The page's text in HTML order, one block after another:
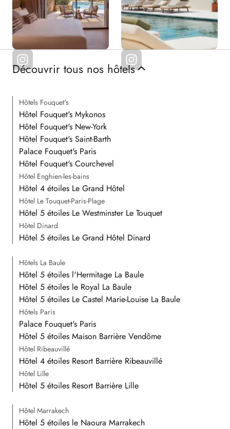
Découvrir tous nos hôtels
Hôtels Fouquet's
Hôtel Fouquet's Mykonos
Hôtel Fouquet's New-York
Hôtel Fouquet's Saint-Barth
Palace Fouquet's Paris
Hôtel Fouquet's Courchevel
Hôtel Enghien-les-bains
Hôtel 4 étoiles Le Grand Hôtel
Hôtel Le Touquet-Paris-Plage
Hôtel 5 étoiles Le Westminster Le Touquet
Hôtel Dinard
Hôtel 5 étoiles Le Grand Hôtel Dinard
Hôtels La Baule
Hôtel 5 étoiles l'Hermitage La Baule
Hôtel 5 étoiles le Royal La Baule
Hôtel 5 étoiles Le Castel Marie-Louise La Baule
Hôtels Paris
Palace Fouquet's Paris
Hôtel 5 étoiles Maison Barrière Vendôme
Hôtel Ribeauvillé
Hôtel 4 étoiles Resort Barrière Ribeauvillé
Hôtel Lille
Hôtel 5 étoiles Resort Barrière Lille
Hôtel Marrakech
Hôtel 5 étoiles le Naoura Marrakech